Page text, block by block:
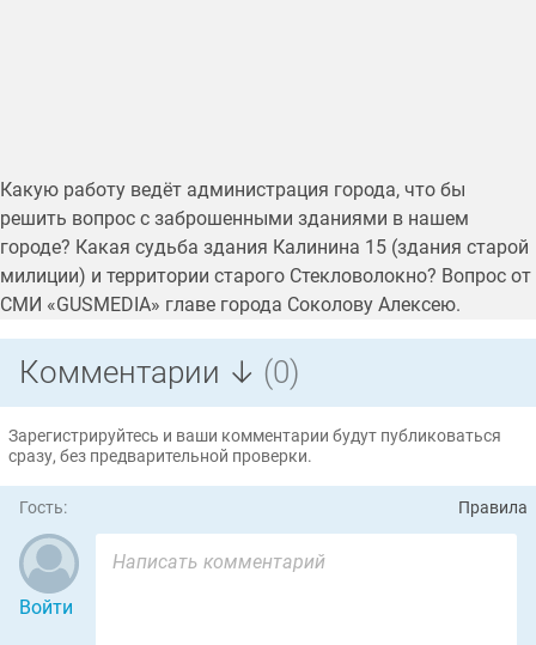
Какую работу ведёт администрация города, что бы
решить вопрос с заброшенными зданиями в нашем
городе? Какая судьба здания Калинина 15 (здания старой
милиции) и территории старого Стекловолокно? Вопрос от
СМИ «GUSMEDIA» главе города Соколову Алексею.
Комментарии ↓ (0)
Зарегистрируйтесь и ваши комментарии будут публиковаться
сразу, без предварительной проверки.
Гость: Правила
Войти